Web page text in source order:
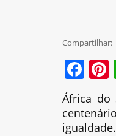
Compartilhar:
África do
igualdade.